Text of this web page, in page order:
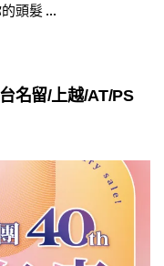
頭髮 ...
名留/上越/AT/PS